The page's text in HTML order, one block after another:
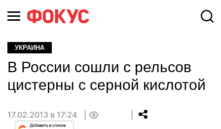
УКРАИНА
В России сошли с рельсов
цистерны с серной кислотой
17.02.2013 в 17:24